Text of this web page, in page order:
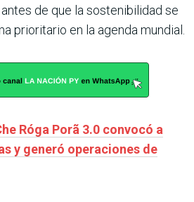
de que la sostenibilidad se
prioritario en la agenda mundial.
Róga Porã 3.0 convocó a
y generó operaciones de